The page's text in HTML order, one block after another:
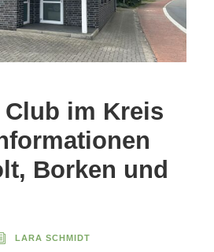
im Kreis
Borken und
LARA SCHMIDT